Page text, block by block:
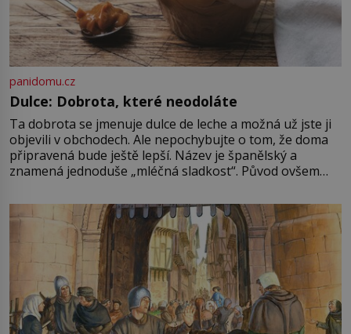
panidomu.cz
Dulce: Dobrota, které neodoláte
Ta dobrota se jmenuje dulce de leche a možná už jste ji
objevili v obchodech. Ale nepochybujte o tom, že doma
připravená bude ještě lepší. Název je španělský a
znamená jednoduše „mléčná sladkost“. Původ ovšem
pře hned několik latinskoamerických zemí a k tomu
Francie, kde se traduje,